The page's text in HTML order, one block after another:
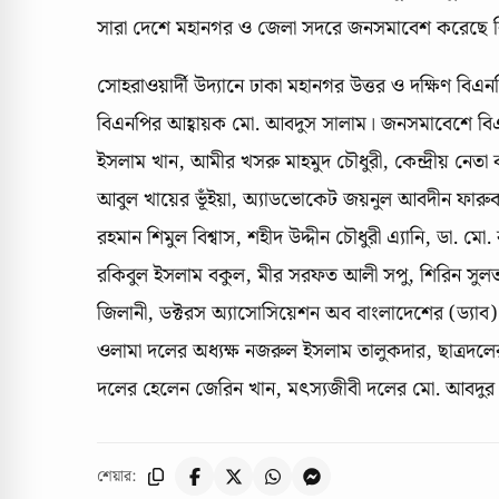
সারা দেশে মহানগর ও জেলা সদরে জনসমাবেশ করেছে
সোহরাওয়ার্দী উদ্যানে ঢাকা মহানগর উত্তর ও দক্ষিণ
বিএনপির আহ্বায়ক মো. আবদুস সালাম। জনসমাবেশে
ইসলাম খান, আমীর খসরু মাহমুদ চৌধুরী, কেন্দ্রীয়
আবুল খায়ের ভূঁইয়া, অ্যাডভোকেট জয়নুল আবদীন
রহমান শিমুল বিশ্বাস, শহীদ উদ্দীন চৌধুরী এ্যানি, ডা.
রকিবুল ইসলাম বকুল, মীর সরফত আলী সপু, শিরিন
জিলানী, ডক্টরস অ্যাসোসিয়েশন অব বাংলাদেশের
ওলামা দলের অধ্যক্ষ নজরুল ইসলাম তালুকদার,
দলের হেলেন জেরিন খান, মৎস্যজীবী দলের মো. আবদুর
শেয়ার: